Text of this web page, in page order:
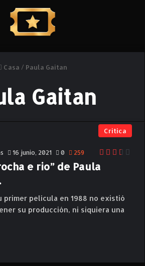
Casa / Paula Gaitan
Gaitan
Critica
16 junio, 2021 0 259
e rio” de Paula
primer película en 1988 no existió
su producción, ni siquiera una